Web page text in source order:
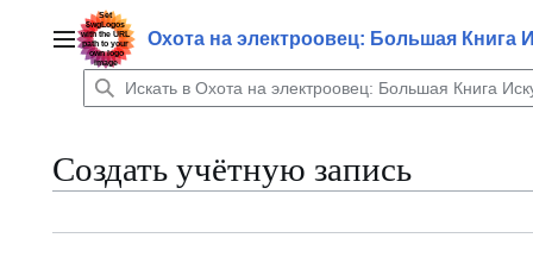
содержаниюГлавное менюОхота на электроовец: Большая Книга
Создать учётную запись